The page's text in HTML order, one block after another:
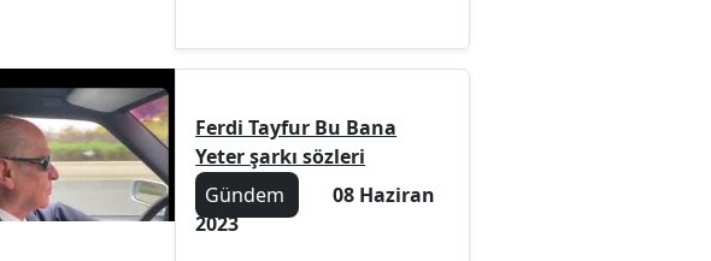
Ferdi Tayfur Bu Bana
Yeter şarkı sözleri
Gündem
08 Haziran
2023